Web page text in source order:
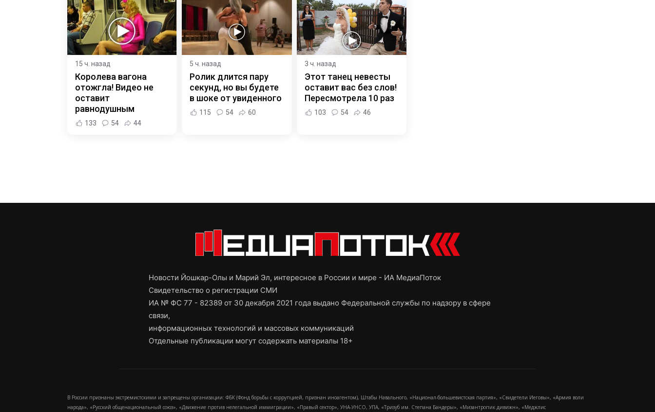
15 ч. назад
Королева вагона
отожгла! Видео не
оставит
равнодушным
133 54 44
5 ч. назад
Ролик длится пару
секунд, но вы будете
в шоке от увиденного
115 54 60
3 ч. назад
Этот танец невесты
оставит вас без слов!
Пересмотрела 10 раз
103 54 46
Новости Йошкар-Олы и Марий Эл, интересное в России и мире - ИА МедиаПоток
Свидетельство о регистрации СМИ
ИА № ФС 77 - 82389 от 30 декабря 2021 года выдано Федеральной службы по надзору в сфере
связи,
информационных технологий и массовых коммуникаций
Отдельные публикации могут содержать материалы 18+
В России признаны экстремистскими и запрещены организации: ФБК (Фонд борьбы с коррупцией, признан иноагентом), Штабы Навального, «Национал-большевистская партия», «Свидетели Иеговы», «Армия воли
народа», «Русский общенациональный союз», «Движение против нелегальной иммиграции», «Правый сектор», УНА-УНСО, УПА, «Тризуб им. Степана Бандеры», «Мизантропик дивижн», «Меджлис